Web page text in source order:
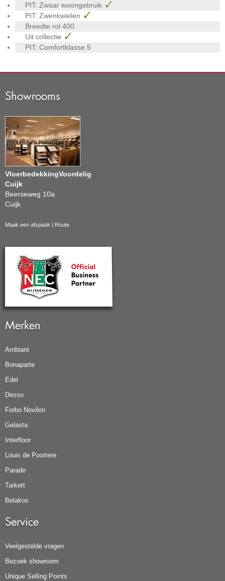
PIT: Zwaar woongebruik
PIT: Zwenkwielen
Breedte rol 400
Uit collectie
PIT: Comfortklasse 5
Showrooms
VloerbedekkingVoordelig
Cuijk
Beerseweg 10a
Cuijk
Maak een afspaak | Route
Merken
Ambiant
Bonaparte
Edel
Desso
Forbo Novilon
Gelasta
Interfloor
Louis de Poortere
Parade
Tarkett
Belakos
Service
Veelgestelde vragen
Bezoek showroom
Unique Selling Points